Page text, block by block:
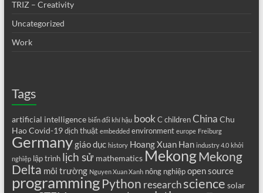
TRIZ – Creativity
Uncategorized
Work
Tags
artificial intelligence biến đổi khí hậu book C children China Chu
HaoCovid-19 dịch thuật embedded environment europe Freiburg
Germanygiáo dục history Hoang Xuan Han industry 4.0 khởi
nghiệp lập trình lịch sử mathematics MekongMekong
Delta môi trường Nguyen Xuan Xanh nông nghiệp open source
programming Python research science solar